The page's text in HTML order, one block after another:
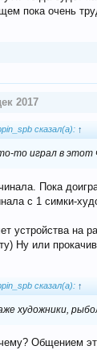
пока очень
2017
сказал(а): ↑
то играл в этот
Пока
с 1 симки-
устройства на
Ну или
сказал(а): ↑
художники,
Общением